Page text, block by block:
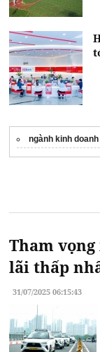
ngành kinh
Tham
lãi thấp
31/07/2025 06:15:43